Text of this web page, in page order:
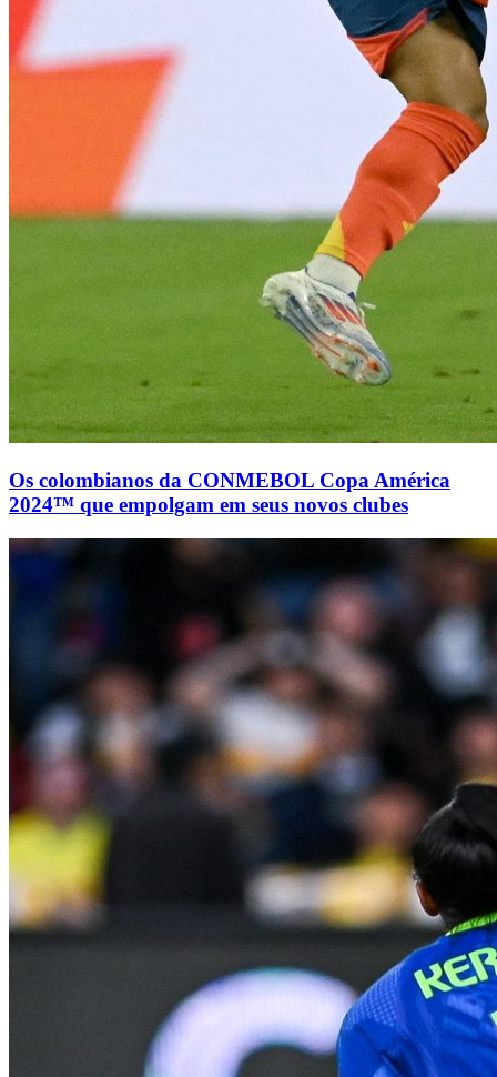
Os colombianos da CONMEBOL Copa América
2024™ que empolgam em seus novos clubes